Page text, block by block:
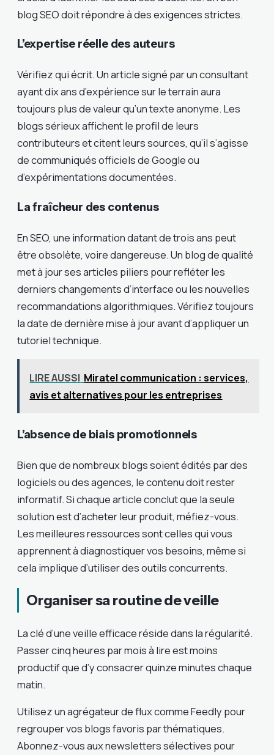
blog SEO doit répondre à des exigences strictes.
L’expertise réelle des auteurs
Vérifiez qui écrit. Un article signé par un consultant
ayant dix ans d’expérience sur le terrain aura
toujours plus de valeur qu’un texte anonyme. Les
blogs sérieux affichent le profil de leurs
contributeurs et citent leurs sources, qu’il s’agisse
de communiqués officiels de Google ou
d’expérimentations documentées.
La fraîcheur des contenus
En SEO, une information datant de trois ans peut
être obsolète, voire dangereuse. Un blog de qualité
met à jour ses articles piliers pour refléter les
derniers changements d’interface ou les nouvelles
recommandations algorithmiques. Vérifiez toujours
la date de dernière mise à jour avant d’appliquer un
tutoriel technique.
LIRE AUSSI Miratel communication : services,
avis et alternatives pour les entreprises
L’absence de biais promotionnels
Bien que de nombreux blogs soient édités par des
logiciels ou des agences, le contenu doit rester
informatif. Si chaque article conclut que la seule
solution est d’acheter leur produit, méfiez-vous.
Les meilleures ressources sont celles qui vous
apprennent à diagnostiquer vos besoins, même si
cela implique d’utiliser des outils concurrents.
Organiser sa routine de veille
La clé d’une veille efficace réside dans la régularité.
Passer cinq heures par mois à lire est moins
productif que d’y consacrer quinze minutes chaque
matin.
Utilisez un agrégateur de flux comme Feedly pour
regrouper vos blogs favoris par thématiques.
Abonnez-vous aux newsletters sélectives pour